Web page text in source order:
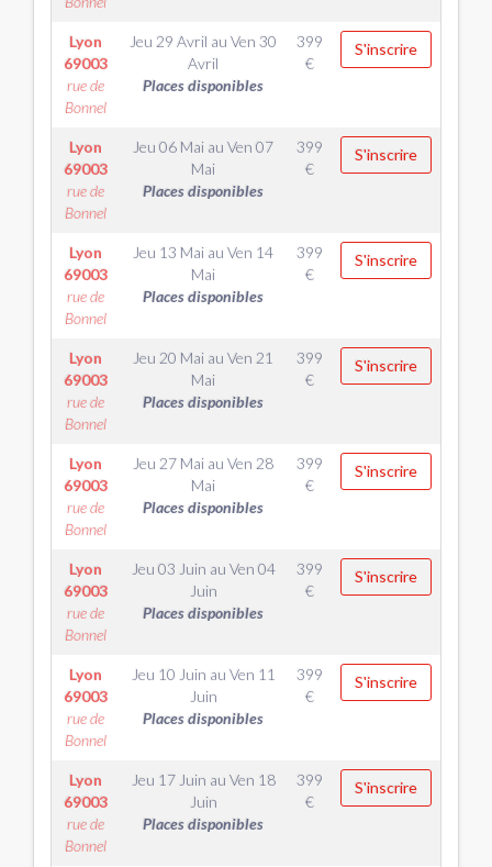
Lyon
69003
rue de
Bonnel
Jeu 29 Avril au Ven 30
Avril
Places disponibles
399
€
S'inscrire
Lyon
69003
rue de
Bonnel
Jeu 06 Mai au Ven 07
Mai
Places disponibles
399
€
S'inscrire
Lyon
69003
rue de
Bonnel
Jeu 13 Mai au Ven 14
Mai
Places disponibles
399
€
S'inscrire
Lyon
69003
rue de
Bonnel
Jeu 20 Mai au Ven 21
Mai
Places disponibles
399
€
S'inscrire
Lyon
69003
rue de
Bonnel
Jeu 27 Mai au Ven 28
Mai
Places disponibles
399
€
S'inscrire
Lyon
69003
rue de
Bonnel
Jeu 03 Juin au Ven 04
Juin
Places disponibles
399
€
S'inscrire
Lyon
69003
rue de
Bonnel
Jeu 10 Juin au Ven 11
Juin
Places disponibles
399
€
S'inscrire
Lyon
69003
rue de
Bonnel
Jeu 17 Juin au Ven 18
Juin
Places disponibles
399
€
S'inscrire